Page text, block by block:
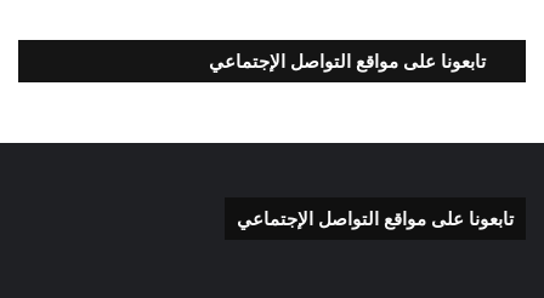
تابعونا على مواقع التواصل الإجتماعي
تابعونا على مواقع التواصل الإجتماعي